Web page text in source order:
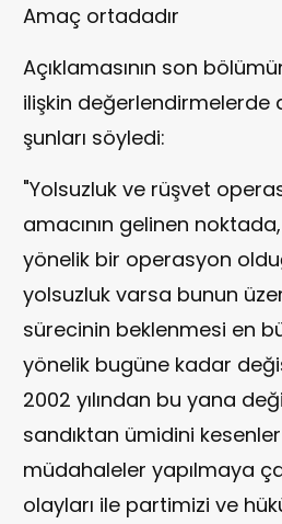
Amaç ortadadır
Açıklamasının son
ilişkin değerlendirmelerde
şunları söyledi:
"Yolsuzluk ve rüşvet
amacının gelinen
yönelik bir operasyon
yolsuzluk varsa bunun
sürecinin beklenmesi en
yönelik bugüne kadar
2002 yılından bu yana
sandıktan ümidini
müdahaleler yapılmaya
olayları ile partimizi ve